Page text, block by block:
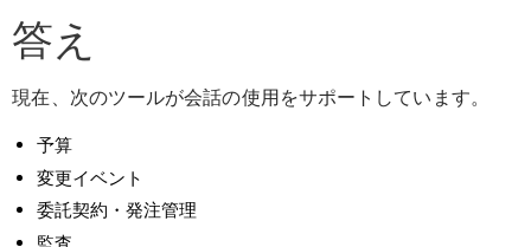
答え
現在、次のツールが会話の使用をサポートしています。
予算
変更イベント
委託契約・発注管理